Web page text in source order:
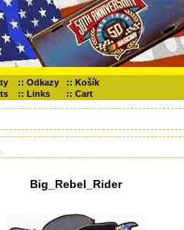
:: Odkazy :: Košík
:: Links :: Cart
Big_Rebel_Rider